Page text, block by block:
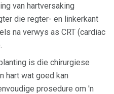
van hartversaking
die regter- en linkerkant
na verwys as CRT (cardiac
is die chirurgiese
hart wat goed kan
prosedure om 'n